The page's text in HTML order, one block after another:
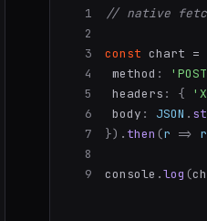
1
// native fetch
2
3
const chart =
4
method :
5
headers : {
6
body : JSON .
7
}) . then (r => r
8
9
console .log (